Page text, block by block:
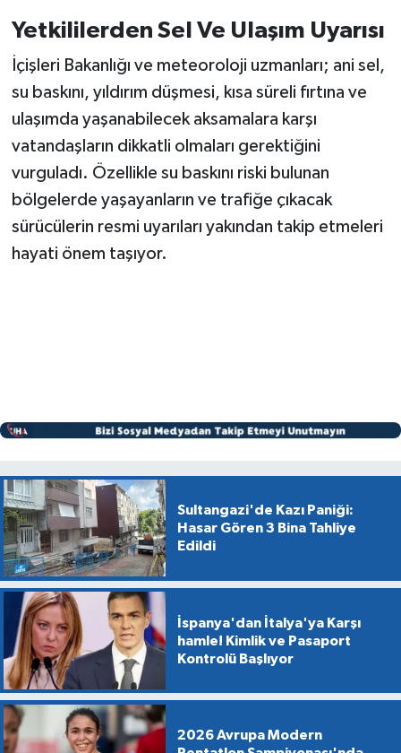
Yetkililerden Sel Ve Ulaşım Uyarısı
İçişleri Bakanlığı ve meteoroloji uzmanları; ani sel,
su baskını, yıldırım düşmesi, kısa süreli fırtına ve
ulaşımda yaşanabilecek aksamalara karşı
vatandaşların dikkatli olmaları gerektiğini
vurguladı. Özellikle su baskını riski bulunan
bölgelerde yaşayanların ve trafiğe çıkacak
sürücülerin resmi uyarıları yakından takip etmeleri
hayati önem taşıyor.
Sultangazi'de Kazı Paniği:
Hasar Gören 3 Bina Tahliye
Edildi
İspanya'dan İtalya'ya Karşı
hamle! Kimlik ve Pasaport
Kontrolü Başlıyor
2026 Avrupa Modern